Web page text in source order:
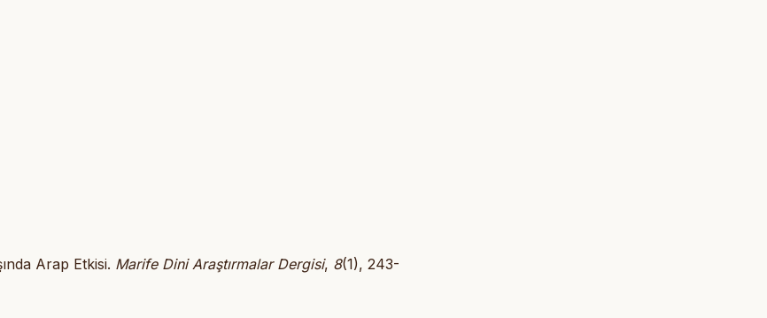
Arap Etkisi. Marife Dini Araştırmalar Dergisi, 8(1), 243-